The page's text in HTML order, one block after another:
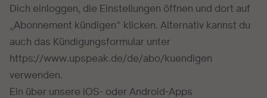
Dich einloggen, die Einstellungen öffnen und dort auf
„Abonnement kündigen“ klicken. Alternativ kannst du
auch das Kündigungsformular unter
https://www.upspeak.de/de/abo/kuendigen
verwenden.
Ein über unsere iOS- oder Android-Apps